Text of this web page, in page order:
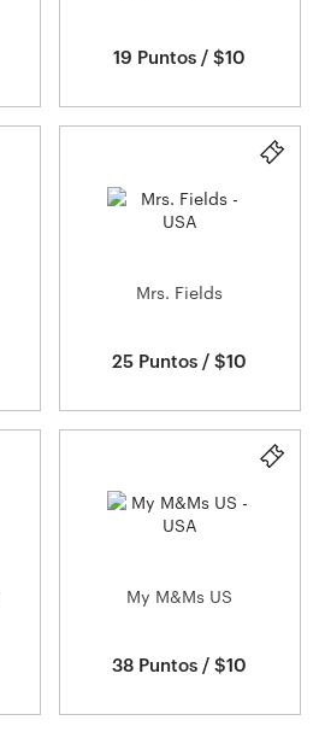
19 Puntos / $10
Mrs. Fields
25 Puntos / $10
My M&Ms US
38 Puntos / $10